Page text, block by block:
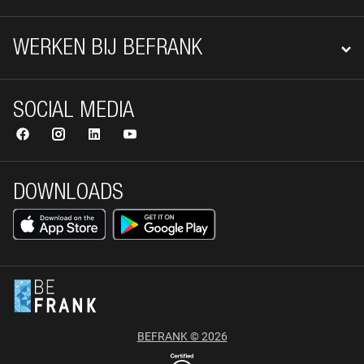
WERKEN BIJ BEFRANK
DOWNLOADS
SOCIAL MEDIA
BEFRANK © 2026